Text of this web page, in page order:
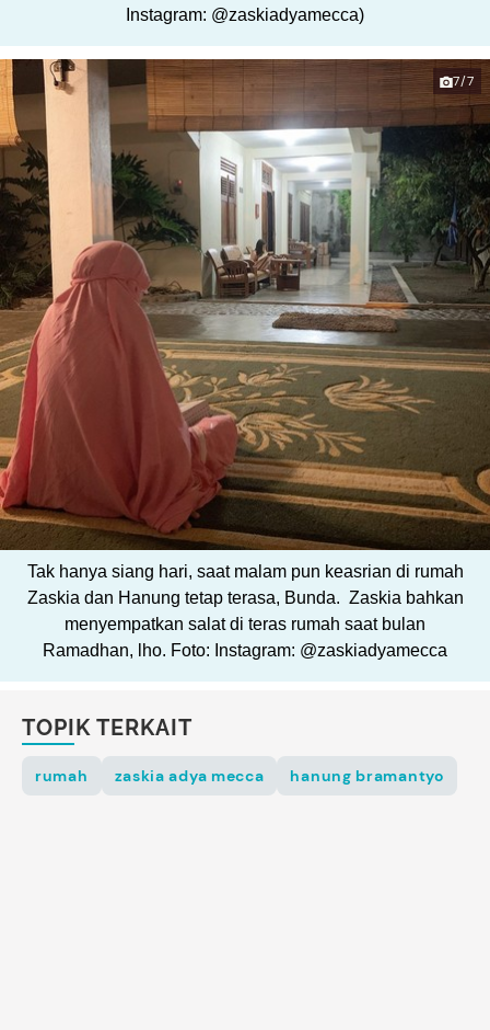
Instagram: @zaskiadyamecca)
7/7
Tak hanya siang hari, saat malam pun keasrian di rumah
Zaskia dan Hanung tetap terasa, Bunda. Zaskia bahkan
menyempatkan salat di teras rumah saat bulan
Ramadhan, lho. Foto: Instagram: @zaskiadyamecca
TOPIK TERKAIT
rumah zaskia adya mecca hanung bramantyo